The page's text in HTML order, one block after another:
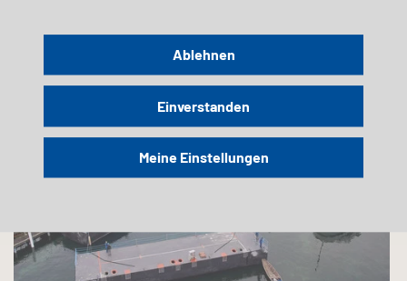
Ablehnen
Einverstanden
Meine Einstellungen